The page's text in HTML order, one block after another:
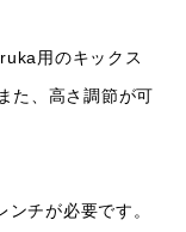
用のキックス
た、高さ調節が可
チが必要です。